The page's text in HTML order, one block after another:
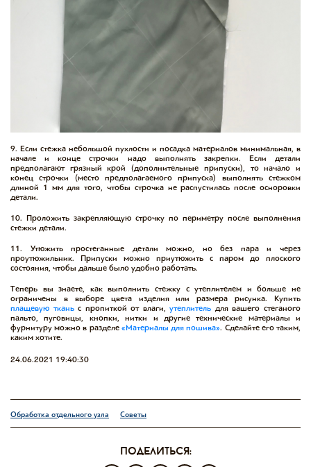
9. Если стежка небольшой пухлости и посадка материалов минимальная, в
начале и конце строчки надо выполнять закрепки. Если детали
предполагают грязный крой (дополнительные припуски), то начало и
конец строчки (место предполагаемого припуска) выполнять стежком
длиной 1 мм для того, чтобы строчка не распустилась после осноровки
детали.
10. Проложить закрепляющую строчку по периметру после выполнения
стежки детали.
11. Утюжить простеганные детали можно, но без пара и через
проутюжильник. Припуски можно приутюжить с паром до плоского
состояния, чтобы дальше было удобно работать.
Теперь вы знаете, как выполнить стежку с утеплителем и больше не
ограничены в выборе цвета изделия или размера рисунка. Купить
плащевую тканьс пропиткой от влаги,утеплитель для вашего стеганого
пальто, пуговицы, кнопки, нитки и другие технические материалы и
фурнитуру можно в разделе «Материалы для пошива». Сделайте его таким,
каким хотите.
24.06.2021 19:40:30
Обработка отдельного узла Советы
поделиться: